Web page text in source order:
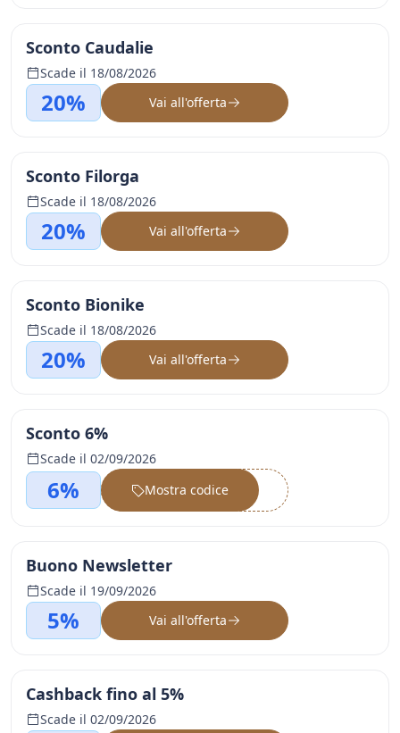
Sconto Caudalie
Scade il 18/08/2026
20% Vai all'offerta
Sconto Filorga
Scade il 18/08/2026
20% Vai all'offerta
Sconto Bionike
Scade il 18/08/2026
20% Vai all'offerta
Sconto 6%
Scade il 02/09/2026
6% ••••••
Mostra codice
Buono Newsletter
Scade il 19/09/2026
5% Vai all'offerta
Cashback fino al 5%
Scade il 02/09/2026